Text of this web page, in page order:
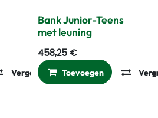
Vergelijken Toevoegen aan
Bank Junior-Teens
met leuning
458,25€
Toevoegen